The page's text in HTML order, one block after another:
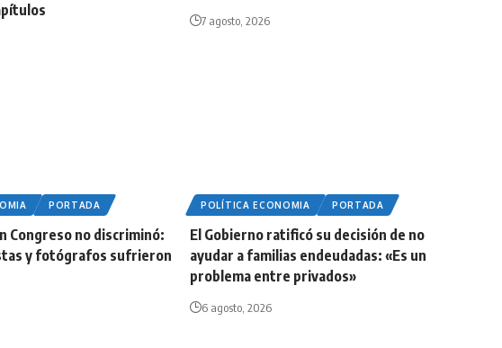
7 agosto, 2026
PORTADA
Congreso no discriminó:
y fotógrafos sufrieron
POLÍTICA ECONOMIA PORTADA
El Gobierno ratificó su decisión de no
ayudar a familias endeudadas: «Es un
problema entre privados»
6 agosto, 2026